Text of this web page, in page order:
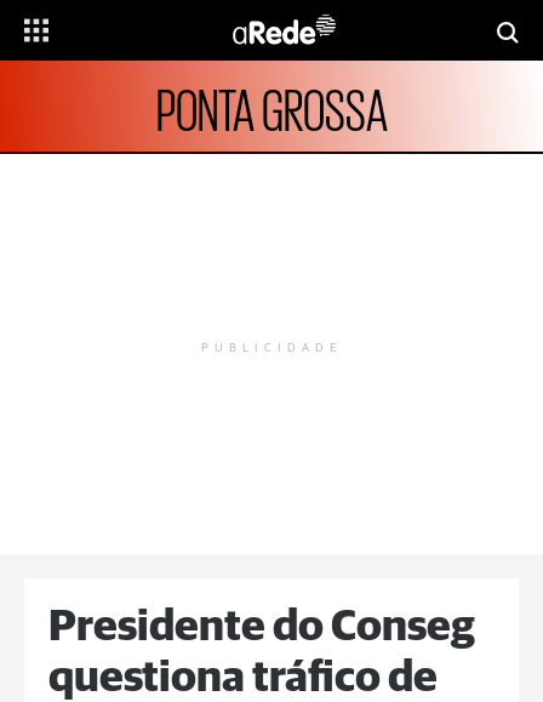
PONTA GROSSA
PUBLICIDADE
Presidente do Conseg
questiona tráfico de